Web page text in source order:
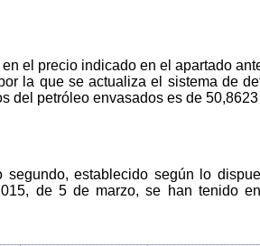
el precio indicado en el apartado
la que se actualiza el sistema de
del petróleo envasados es de
establecido según lo
de 5 de marzo, se han tenido